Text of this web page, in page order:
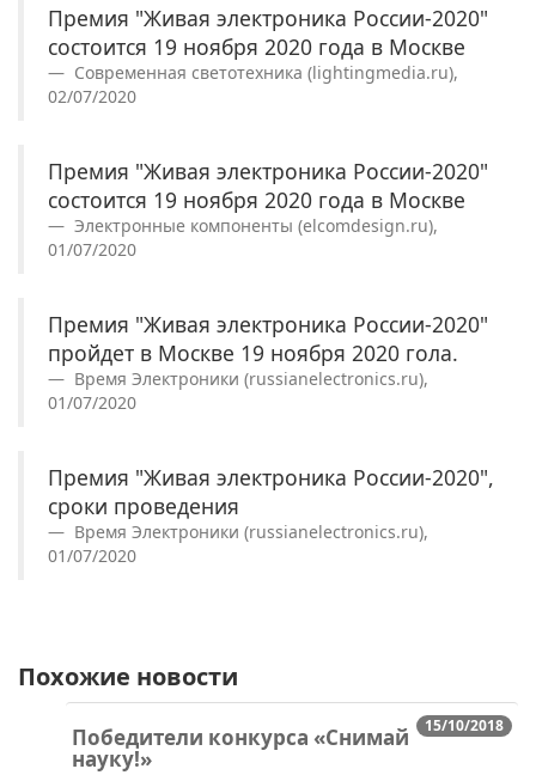
Премия "Живая электроника России-2020"
состоится 19 ноября 2020 года в Москве
Современная светотехника (lightingmedia.ru),
02/07/2020
Премия "Живая электроника России-2020"
состоится 19 ноября 2020 года в Москве
Электронные компоненты (elcomdesign.ru),
01/07/2020
Премия "Живая электроника России-2020"
пройдет в Москве 19 ноября 2020 гола.
Время Электроники (russianelectronics.ru),
01/07/2020
Премия "Живая электроника России-2020",
сроки проведения
Время Электроники (russianelectronics.ru),
01/07/2020
Похожие новости
15/10/2018
Победители конкурса «Снимай
науку!»